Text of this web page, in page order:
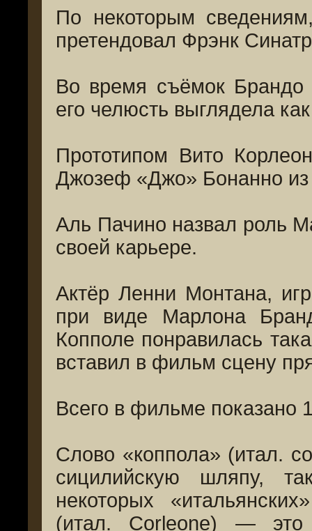
По некоторым
претендовал Фрэнк
Во время съёмок Брандо
его челюсть выглядела
Прототипом Вито
Джозеф «Джо» Бонанно
Аль Пачино назвал роль
своей карьере.
Актёр Ленни Монтана,
при виде Марлона
Копполе понравилась
вставил в фильм сцену
Всего в фильме показано
Слово «коппола» (итал.
сицилийскую шляпу,
некоторых
(итал. Corleone) — это